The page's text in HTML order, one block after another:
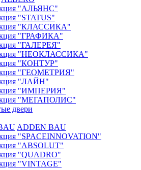
"АЛЬЯНС"
"STATUS"
"КЛАССИКА"
"ГРАФИКА"
"ГАЛЕРЕЯ"
"НЕОКЛАССИКА"
"КОНТУР"
"ГЕОМЕТРИЯ"
"ЛАЙН"
"ИМПЕРИЯ"
"МЕГАПОЛИС"
двери
ADDEN BAU
"SPACEINNOVATION"
"ABSOLUT"
"QUADRO"
"VINTAGE"